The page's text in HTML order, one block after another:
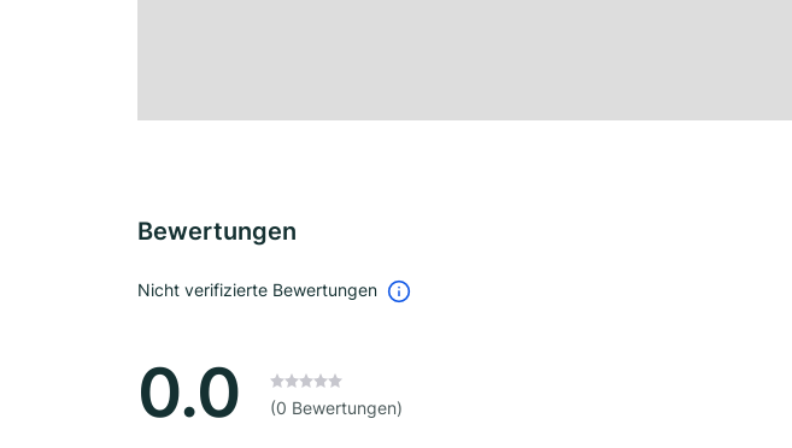
Bewertungen
Nicht verifizierte Bewertungen
0.0 (0 Bewertungen)